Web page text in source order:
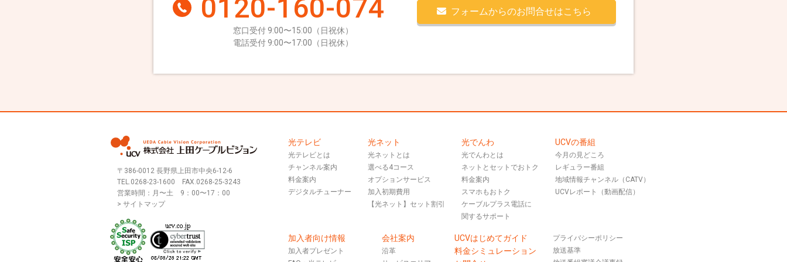
0120-160-074
窓口受付 9:00〜15:00（日祝休）
電話受付 9:00〜17:00（日祝休）
フォームからのお問合せはこちら
〒386-0012 長野県上田市中央6-12-6
TEL.0268-23-1600 FAX.0268-25-3243
営業時間：月〜土 9：00〜17：00
> サイトマップ
光テレビ
光テレビとは
チャンネル案内
料金案内
デジタルチューナー
光ネット
光ネットとは
選べる4コース
オプションサービス
加入初期費用
【光ネット】セット割引
光でんわ
光でんわとは
ネットとセットでおトク
料金案内
スマホもおトク
ケーブルプラス電話に
関するサポート
UCVの番組
今月の見どころ
レギュラー番組
地域情報チャンネル（CATV）
UCVレポート（動画配信）
加入者向け情報
加入者プレゼント
会社案内
沿革
UCVはじめてガイド
料金シミュレーション
プライバシーポリシー
放送基準